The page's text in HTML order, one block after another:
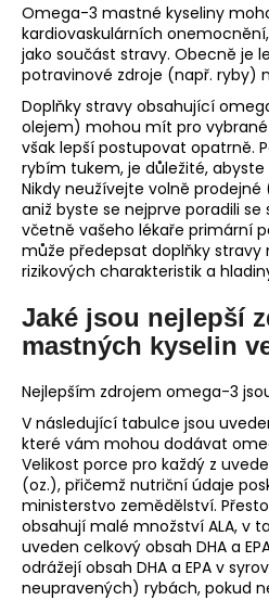
Omega-3 mastné kyseliny
kardiovaskulárních
jako součást stravy. Obecně je
potravinové zdroje (např. ryby)
Doplňky stravy obsahující
olejem) mohou mít pro
však lepší postupovat opatrně.
rybím tukem, je důležité, abyste
Nikdy neužívejte volně
aniž byste se nejprve poradili se
včetně vašeho lékaře primární
může předepsat doplňky stravy
rizikových charakteristik a
Jaké jsou nejlepší
mastných kyselin
Nejlepším zdrojem omega-3
V následující tabulce jsou
které vám mohou dodávat
Velikost porce pro každý z
(oz.), přičemž nutriční údaje
ministerstvo zemědělství.
obsahují malé množství ALA, v
uveden celkový obsah DHA a
odrážejí obsah DHA a EPA v
neupravených) rybách, pokud